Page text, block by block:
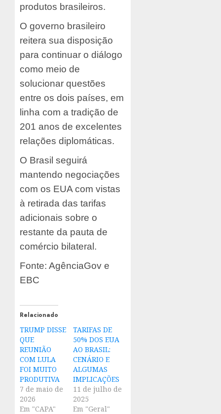
produtos brasileiros.
O governo brasileiro
reitera sua disposição
para continuar o diálogo
como meio de
solucionar questões
entre os dois países, em
linha com a tradição de
201 anos de excelentes
relações diplomáticas.
O Brasil seguirá
mantendo negociações
com os EUA com vistas
à retirada das tarifas
adicionais sobre o
restante da pauta de
comércio bilateral.
Fonte: AgênciaGov e
EBC
Relacionado
TRUMP DISSE
QUE
REUNIÃO
COM LULA
FOI MUITO
PRODUTIVA
7 de maio de
2026
Em "CAPA"
TARIFAS DE
50% DOS EUA
AO BRASIL:
CENÁRIO E
ALGUMAS
IMPLICAÇÕES
11 de julho de
2025
Em "Geral"